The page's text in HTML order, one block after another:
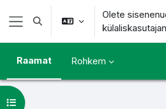
Jäta vahele peasisuni
Küljepaneel
Lülitab otsingu sisendi
Olete
Raamat Rohkem
Ava kursuse sisukord